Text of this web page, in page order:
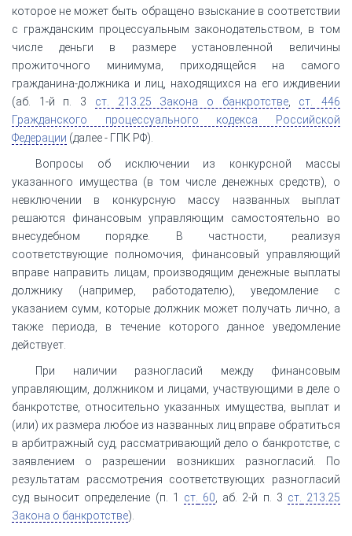
которое не может быть обращено взыскание в соответствии
с гражданским процессуальным законодательством, в том
числе деньги в размере установленной величины
прожиточного минимума, приходящейся на самого
гражданина-должника и лиц, находящихся на его иждивении
(аб. 1-й п. 3 ст. 213.25 Закона о банкротстве, ст.
446
Гражданского процессуального кодекса Российской
Федерации (далее - ГПК РФ).
Вопросы об исключении из конкурсной массы
указанного имущества (в том числе денежных средств), о
невключении в конкурсную массу названных выплат
решаются финансовым управляющим самостоятельно во
внесудебном порядке. В частности, реализуя
соответствующие полномочия, финансовый управляющий
вправе направить лицам, производящим денежные выплаты
должнику (например, работодателю), уведомление с
указанием сумм, которые должник может получать лично, а
также периода, в течение которого данное уведомление
действует.
При наличии разногласий между финансовым
управляющим, должником и лицами, участвующими в деле о
банкротстве, относительно указанных имущества, выплат и
(или) их размера любое из названных лиц вправе обратиться
в арбитражный суд, рассматривающий дело о банкротстве, с
заявлением о разрешении возникших разногласий. По
результатам рассмотрения соответствующих разногласий
суд выносит определение (п. 1 ст. 60 , аб. 2-й п. 3 ст.
213.25
Закона о банкротстве).